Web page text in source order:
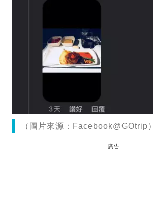
（圖片來源：Facebook@GOtrip）
廣告